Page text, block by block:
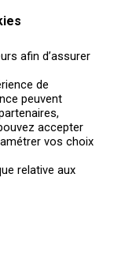
afin d’assurer
de
peuvent
accepter
vos choix
relative aux